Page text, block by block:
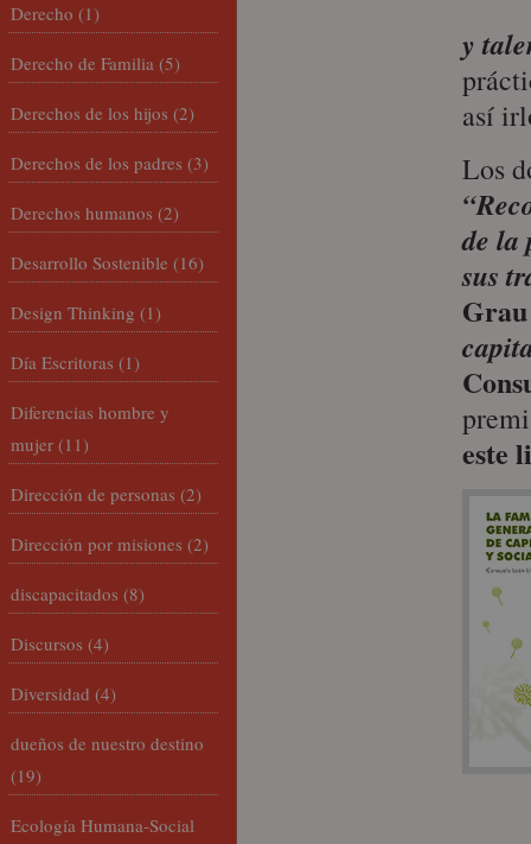
y
así
Los
de la
sus
Grau
este
Derecho (1)
Derecho de Familia (5)
Derechos de los hijos (2)
Derechos de los padres (3)
Derechos humanos (2)
Desarrollo Sostenible (16)
Design Thinking (1)
Día Escritoras (1)
Diferencias hombre y
mujer (11)
Dirección de personas (2)
Dirección por misiones (2)
discapacitados (8)
Discursos (4)
Diversidad (4)
dueños de nuestro destino
(19)
Ecología Humana-Social